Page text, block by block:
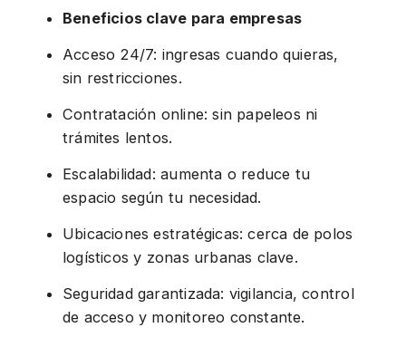
Beneficios clave para empresas
Acceso 24/7: ingresas cuando quieras,
sin restricciones.
Contratación online: sin papeleos ni
trámites lentos.
Escalabilidad: aumenta o reduce tu
espacio según tu necesidad.
Ubicaciones estratégicas: cerca de polos
logísticos y zonas urbanas clave.
Seguridad garantizada: vigilancia, control
de acceso y monitoreo constante.